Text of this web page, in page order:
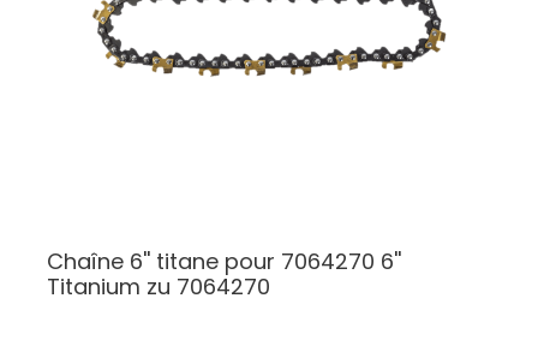
Chaîne 6'' titane pour 7064270 6''
Titanium zu 7064270